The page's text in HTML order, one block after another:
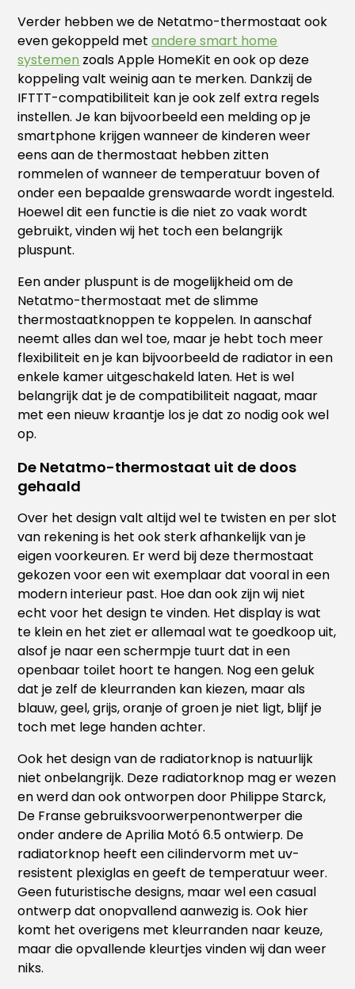
Verder hebben we de Netatmo-thermostaat ook
even gekoppeld metandere smart home
systemen zoals Apple HomeKit en ook op deze
koppeling valt weinig aan te merken. Dankzij de
IFTTT-compatibiliteit kan je ook zelf extra regels
instellen. Je kan bijvoorbeeld een melding op je
smartphone krijgen wanneer de kinderen weer
eens aan de thermostaat hebben zitten
rommelen of wanneer de temperatuur boven of
onder een bepaalde grenswaarde wordt ingesteld.
Hoewel dit een functie is die niet zo vaak wordt
gebruikt, vinden wij het toch een belangrijk
pluspunt.
Een ander pluspunt is de mogelijkheid om de
Netatmo-thermostaat met de slimme
thermostaatknoppen te koppelen. In aanschaf
neemt alles dan wel toe, maar je hebt toch meer
flexibiliteit en je kan bijvoorbeeld de radiator in een
enkele kamer uitgeschakeld laten. Het is wel
belangrijk dat je de compatibiliteit nagaat, maar
met een nieuw kraantje los je dat zo nodig ook wel
op.
De Netatmo-thermostaat uit de doos
gehaald
Over het design valt altijd wel te twisten en per slot
van rekening is het ook sterk afhankelijk van je
eigen voorkeuren. Er werd bij deze thermostaat
gekozen voor een wit exemplaar dat vooral in een
modern interieur past. Hoe dan ook zijn wij niet
echt voor het design te vinden. Het display is wat
te klein en het ziet er allemaal wat te goedkoop uit,
alsof je naar een schermpje tuurt dat in een
openbaar toilet hoort te hangen. Nog een geluk
dat je zelf de kleurranden kan kiezen, maar als
blauw, geel, grijs, oranje of groen je niet ligt, blijf je
toch met lege handen achter.
Ook het design van de radiatorknop is natuurlijk
niet onbelangrijk. Deze radiatorknop mag er wezen
en werd dan ook ontworpen door Philippe Starck,
De Franse gebruiksvoorwerpenontwerper die
onder andere de Aprilia Motó 6.5 ontwierp. De
radiatorknop heeft een cilindervorm met uv-
resistent plexiglas en geeft de temperatuur weer.
Geen futuristische designs, maar wel een casual
ontwerp dat onopvallend aanwezig is. Ook hier
komt het overigens met kleurranden naar keuze,
maar die opvallende kleurtjes vinden wij dan weer
niks.